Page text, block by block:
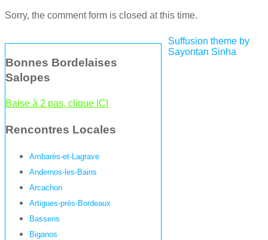
Sorry, the comment form is closed at this time.
Bonnes Bordelaises
Salopes
Baise à 2 pas, clique ICI
Rencontres Locales
Ambarès-et-Lagrave
Andernos-les-Bains
Arcachon
Artigues-près-Bordeaux
Bassens
Biganos
Suffusion theme by
Sayontan Sinha